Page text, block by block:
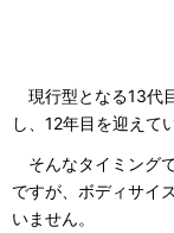
現行型となる13代
し、12年目を迎えて
そんなタイミング
ですが、ボディサイ
いません。